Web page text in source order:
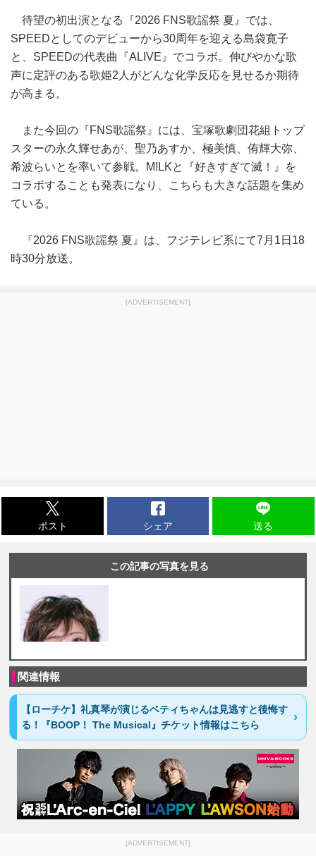
待望の初出演となる『2026 FNS歌謡祭 夏』では、
SPEEDとしてのデビューから30周年を迎える島袋寛子
と、SPEEDの代表曲『ALIVE』でコラボ。伸びやかな歌
声に定評のある歌姫2人がどんな化学反応を見せるか期待
が高まる。
また今回の『FNS歌謡祭』には、宝塚歌劇団花組トップ
スターの永久輝せあが、聖乃あすか、極美慎、侑輝大弥、
希波らいとを率いて参戦。M!LKと『好きすぎて滅！』を
コラボすることも発表になり、こちらも大きな話題を集め
ている。
『2026 FNS歌謡祭 夏』は、フジテレビ系にて7月1日18
時30分放送。
[ADVERTISEMENT]
ポスト シェア 送る
この記事の写真を見る
関連情報
【ローチケ】礼真琴が演じるベティちゃんは見逃すと後悔す
る！『BOOP！ The Musical』チケット情報はこちら
[ADVERTISEMENT]